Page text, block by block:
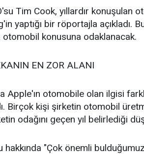
Tim Cook, yıllardır konuşulan
yaptığı bir röportajla açıkladı.
konusuna odaklanacak.
EN ZOR ALANI
Apple'ın otomobile olan ilgisi
Birçok kişi şirketin otomobil
odağını geçen yıl belirlediği
hakkında "Çok önemli